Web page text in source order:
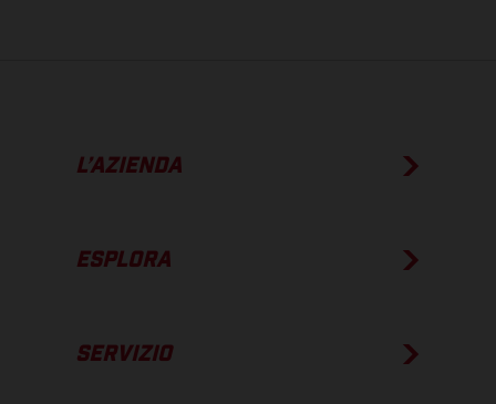
L’AZIENDA
ESPLORA
SERVIZIO